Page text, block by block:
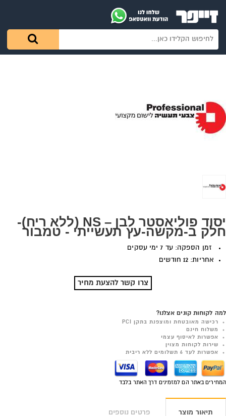
יסוד פוליאסטר לבן – NS (ללא ריח)-
חלק ב-מקשה-עץ תעשייתי - טמבור
זמן הספקה: עד 7 ימי עסקים
אחריות: 12 חודשים
צרו קשר להצעת מחיר
למה לקוחות קונים אצלנו?
רכישה מאובטחת ומוצפנת בתקן PCI
משלוח חינם
אפשרות לאיסוף עצמי
שירות לקוחות מצוין
אפשרות לעד 6 תשלומים ללא ריבית
המחירים באתר הם למזמינים דרך האתר בלבד
תיאור מוצר פרטים נוספים